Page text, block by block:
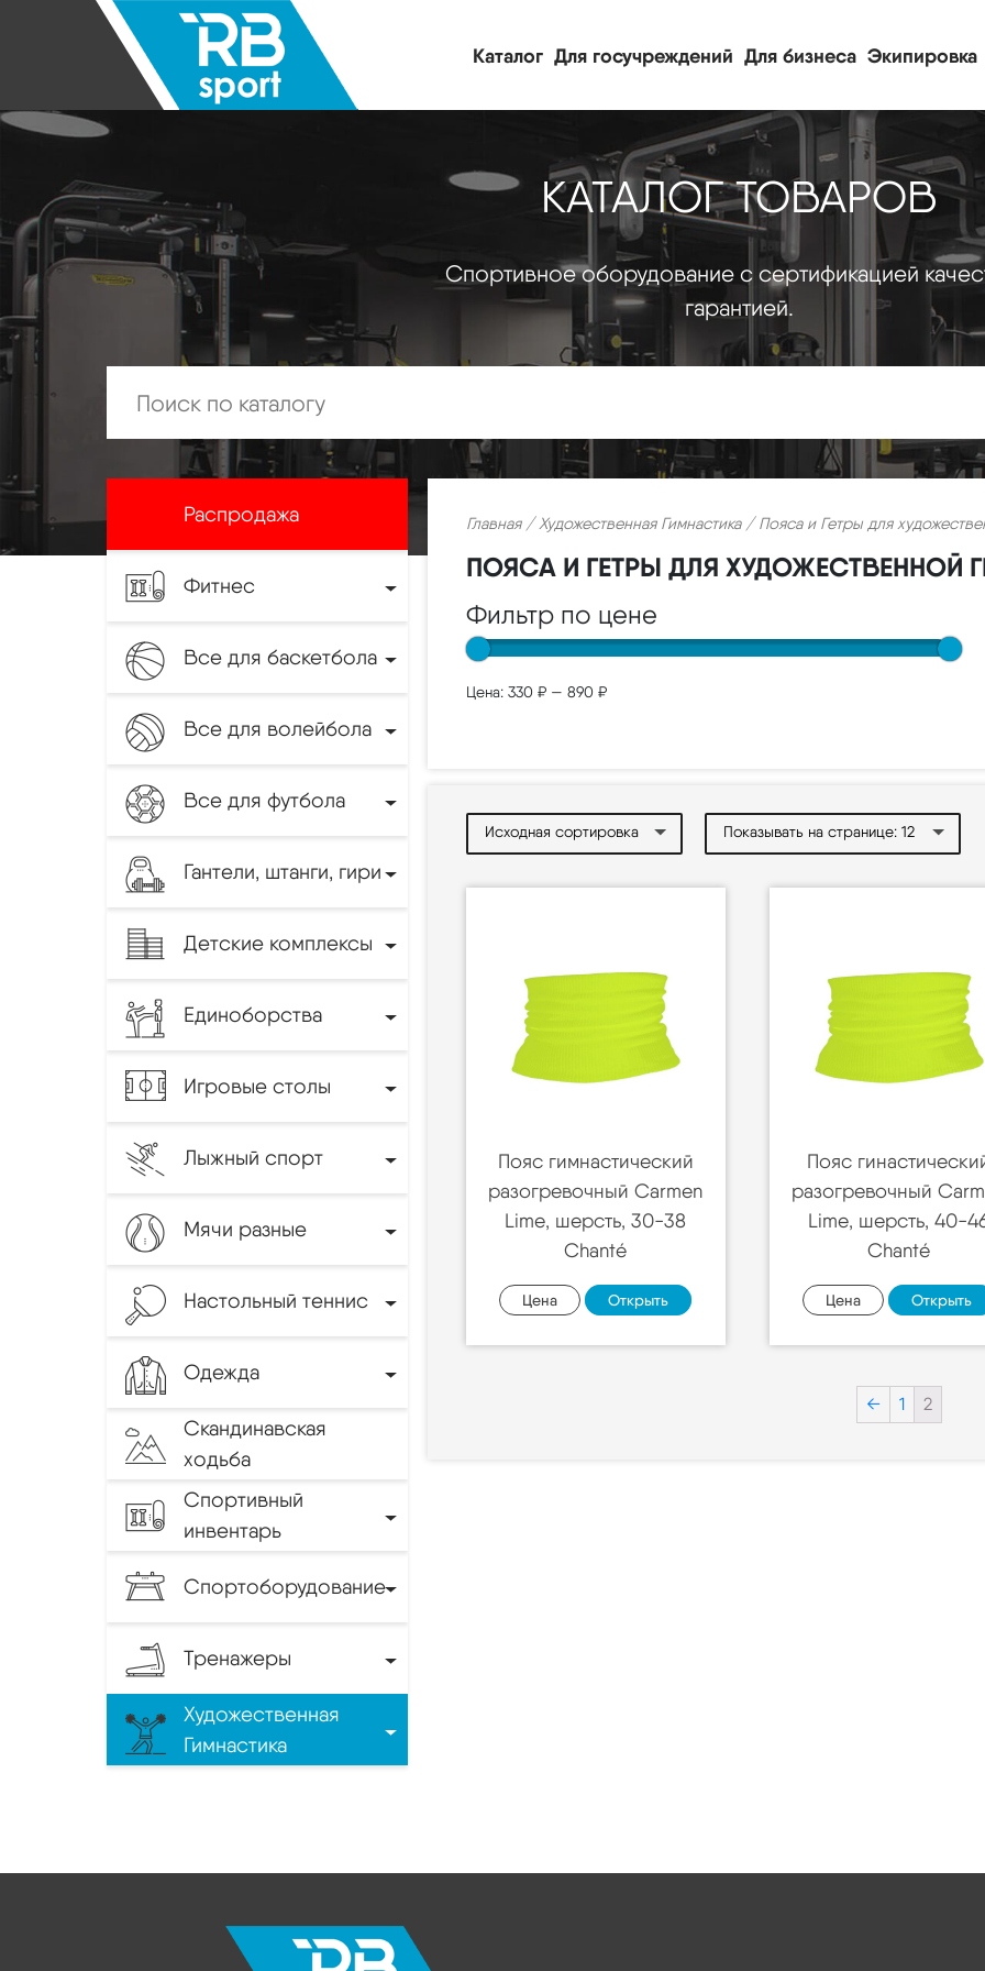
Каталог Для госучреждений Для бизнеса Экипировка
КАТАЛОГ ТОВАРОВ
Спортивное оборудование с сертификацией
гарантией.
Распродажа
Фитнес
Все для баскетбола
Все для волейбола
Все для футбола
Гантели, штанги, гири
Детские комплексы
Единоборства
Игровые столы
Лыжный спорт
Мячи разные
Настольный теннис
Одежда
Скандинавская
ходьба
Спортивный
инвентарь
Спортоборудование
Тренажеры
Художественная
Гимнастика
Главная/Художественная Гимнастика/Пояса и Гетры для
ПОЯСА И ГЕТРЫ ДЛЯ ХУДОЖЕСТВЕННОЙ
Фильтр по цене
Цена: 330 ₽ — 890 ₽
Пояс гимнастический
разогревочный Carmen
Lime, шерсть, 30-38
Chanté
Цена Открыть
Пояс
разогревочный
Lime, шерсть, 40-
Chanté
Цена Открыть
← 1 2